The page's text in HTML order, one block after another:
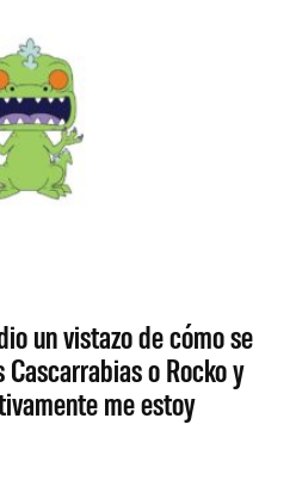
un vistazo de cómo se
o Rocko y
me estoy